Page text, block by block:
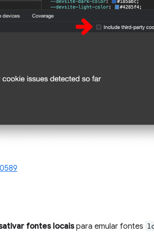
fontes locaispara emular fontes